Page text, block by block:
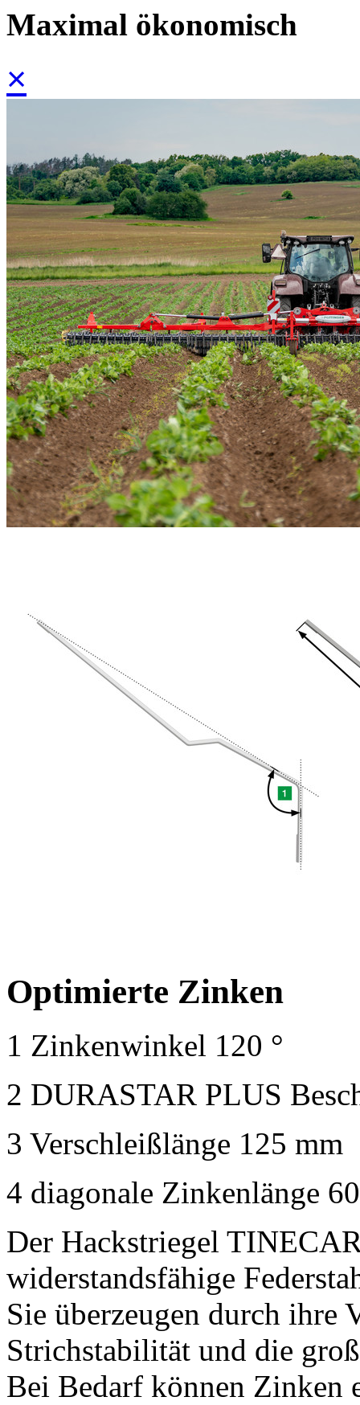
Maximal ökonomisch
×
Optimierte Zinken
1 Zinkenwinkel 120 °
2 DURASTAR PLUS
3 Verschleißlänge 125 mm
4 diagonale Zinkenlänge
Der Hackstriegel
widerstandsfähige
Sie überzeugen durch ihre
Strichstabilität und die
Bei Bedarf können Zinken